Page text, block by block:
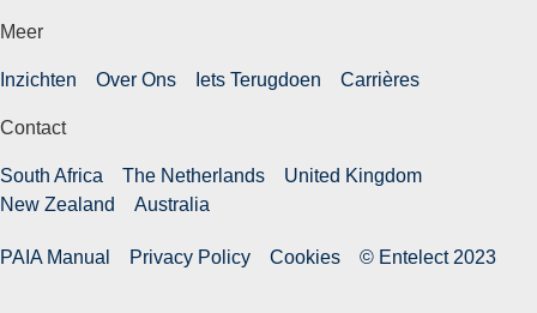
Meer
Inzichten Over Ons Iets Terugdoen Carrières
Contact
South Africa The Netherlands
United Kingdom
New Zealand
Australia
PAIA Manual Privacy Policy Cookies © Entelect 2023